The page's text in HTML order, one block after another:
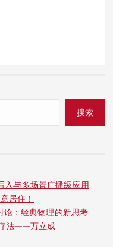
搜索
与多场景广播级应用
居住！
论：经典物理的新思考
法——万立成